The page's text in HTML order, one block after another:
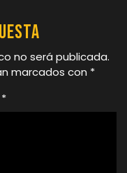
no será publicada.
marcados con *
*